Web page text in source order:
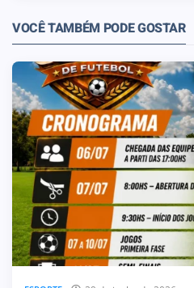
VOCÊ TAMBÉM PODE GOSTAR